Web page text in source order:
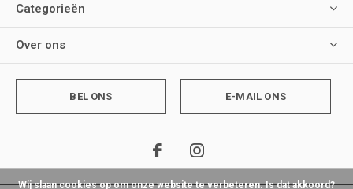
Categorieën
Over ons
BEL ONS E-MAIL ONS
Wij slaan cookies op om onze website te verbeteren. Is dat akkoord?